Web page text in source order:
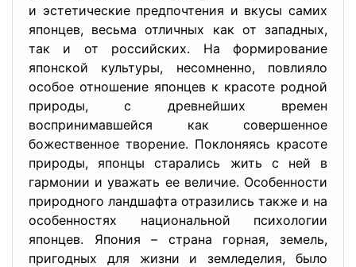
и эстетические предпочтения и вкусы самих
японцев, весьма отличных как от западных,
так и от российских. На формирование
японской культуры, несомненно, повлияло
особое отношение японцев к красоте родной
природы, с древнейших времен
воспринимавшейся как совершенное
божественное творение. Поклоняясь красоте
природы, японцы старались жить с ней в
гармонии и уважать ее величие. Особенности
природного ландшафта отразились также и на
особенностях национальной психологии
японцев. Япония – страна горная, земель,
пригодных для жизни и земледелия, было